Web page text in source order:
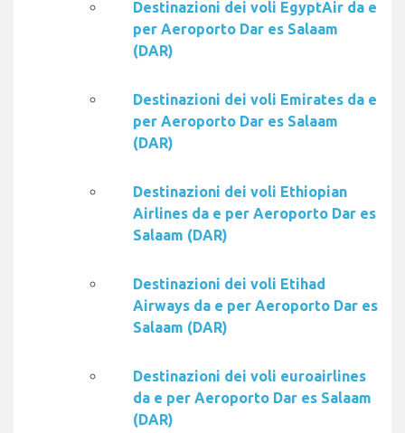
Destinazioni dei voli EgyptAir da e
per Aeroporto Dar es Salaam
(DAR)
Destinazioni dei voli Emirates da e
per Aeroporto Dar es Salaam
(DAR)
Destinazioni dei voli Ethiopian
Airlines da e per Aeroporto Dar es
Salaam (DAR)
Destinazioni dei voli Etihad
Airways da e per Aeroporto Dar es
Salaam (DAR)
Destinazioni dei voli euroairlines
da e per Aeroporto Dar es Salaam
(DAR)